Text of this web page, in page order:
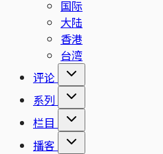
国际
大陆
香港
台湾
评论
系列
栏目
播客